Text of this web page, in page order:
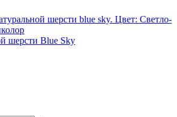
шерсти Blue Sky